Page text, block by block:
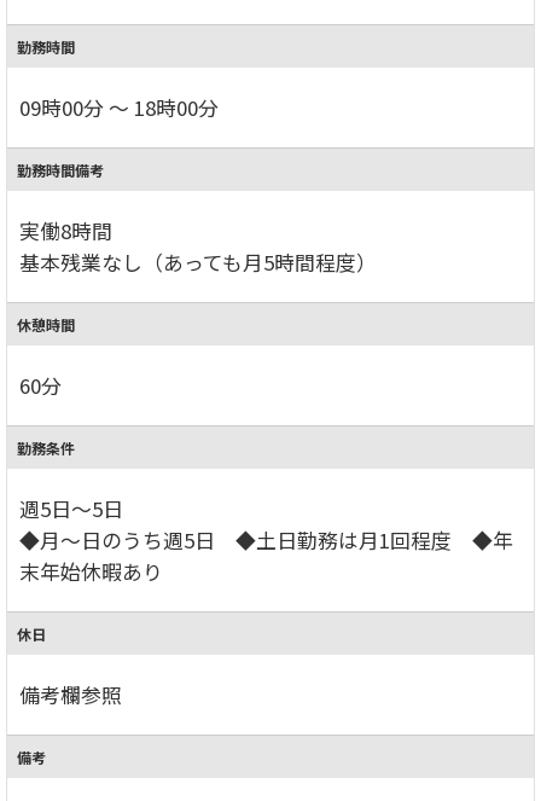
勤務時間
09時00分 ～ 18時00分
勤務時間備考
実働8時間
基本残業なし（あっても月5時間程度）
休憩時間
60分
勤務条件
週5日～5日
◆月～日のうち週5日 ◆土日勤務は月1回程度 ◆年
末年始休暇あり
休日
備考欄参照
備考